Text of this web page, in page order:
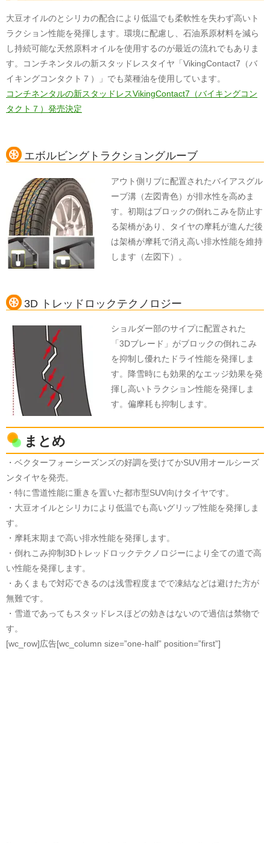
大豆オイルのとシリカの配合により低温でも柔軟性を失わず高いト
ラクション性能を発揮します。環境に配慮し、石油系原材料を減ら
し持続可能な天然原料オイルを使用するのが最近の流れでもありま
す。コンチネンタルの新スタッドレスタイヤ「VikingContact7（バ
イキングコンタクト７）」でも菜種油を使用しています。
コンチネンタルの新スタッドレスVikingContact7（バイキングコン
タクト７）発売決定
エボルビングトラクショングルーブ
アウト側リブに配置されたバイアスグル
ーブ溝（左図青色）が排水性を高めま
す。初期はブロックの倒れこみを防止す
る架橋があり、タイヤの摩耗が進んだ後
は架橋が摩耗で消え高い排水性能を維持
します（左図下）。
3D トレッドロックテクノロジー
ショルダー部のサイプに配置された
「3Dブレード」がブロックの倒れこみ
を抑制し優れたドライ性能を発揮しま
す。降雪時にも効果的なエッジ効果を発
揮し高いトラクション性能を発揮しま
す。偏摩耗も抑制します。
まとめ
・ベクターフォーシーズンズの好調を受けてかSUV用オールシーズ
ンタイヤを発売。
・特に雪道性能に重きを置いた都市型SUV向けタイヤです。
・大豆オイルとシリカにより低温でも高いグリップ性能を発揮しま
す。
・摩耗末期まで高い排水性能を発揮します。
・倒れこみ抑制3Dトレッドロックテクノロジーにより全ての道で高
い性能を発揮します。
・あくまもで対応できるのは浅雪程度までで凍結などは避けた方が
無難です。
・雪道であってもスタッドレスほどの効きはないので過信は禁物で
す。
[wc_row]広告[wc_column size=”one-half” position=”first”]